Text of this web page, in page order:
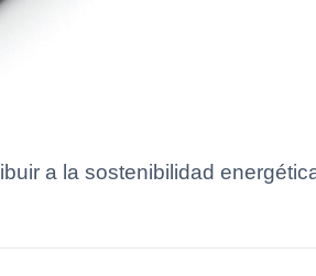
a la sostenibilidad